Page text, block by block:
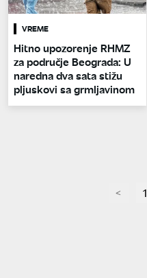
VREME
Hitno upozorenje RHMZ
za područje Beograda: U
naredna dva sata stižu
pljuskovi sa grmljavinom
page